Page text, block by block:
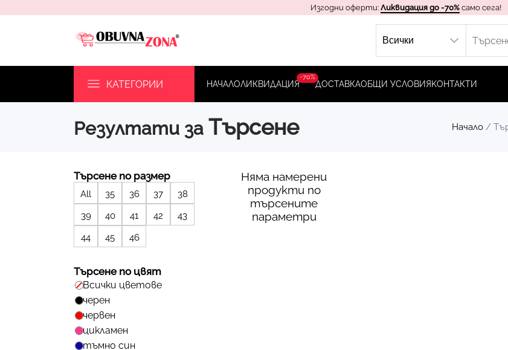
Изгодни оферти: Ликвидация до -70% само сега!
КАТЕГОРИИ НАЧАЛОЛИКВИДАЦИЯ
-70%
ДОСТАВКАОБЩИ УСЛОВИЯ KОНТАКТИ
Резултати за Търсене Начало /
Търсене по размер
All 35 36 37
38
39
40 41 42
43
44
45 46
Търсене по цвят
Всички цветове
черен
червен
цикламен
тъмно син
Няма намерени
продукти по
търсените
параметри